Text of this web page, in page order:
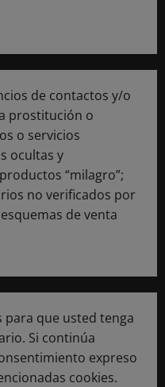
de contactos y/o
prostitución o
o servicios
ocultas y
“milagro”;
no verificados por
de venta
para que usted tenga
Si continúa
expreso
cookies.